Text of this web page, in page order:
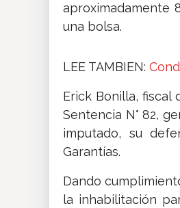
aproximadamente
una bolsa.
LEE TAMBIEN:
Erick Bonilla, fiscal
Sentencia N° 82,
imputado, su
Garantías.
Dando
la inhabilitación